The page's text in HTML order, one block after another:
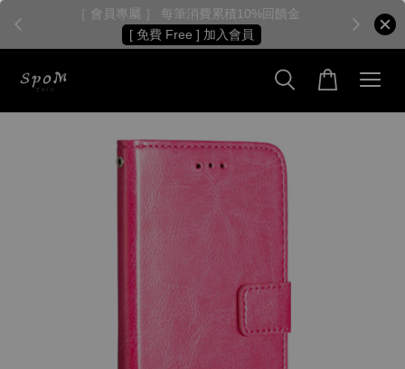
［ 會員專屬 ］ 每筆消費累積10%回饋金
[ 免費 Free ] 加入會員